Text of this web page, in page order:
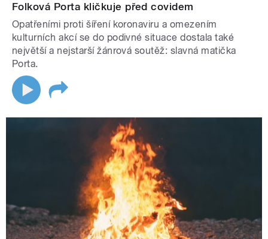
Folková Porta kličkuje před covidem
Opatřeními proti šíření koronaviru a omezením
kulturních akcí se do podivné situace dostala také
největší a nejstarší žánrová soutěž: slavná matička
Porta.